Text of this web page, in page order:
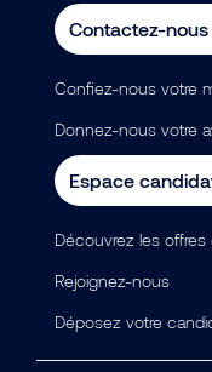
Contactez-nous
Confiez-nous votre
Donnez-nous votre
Espace
Découvrez les offres
Rejoignez-nous
Déposez votre